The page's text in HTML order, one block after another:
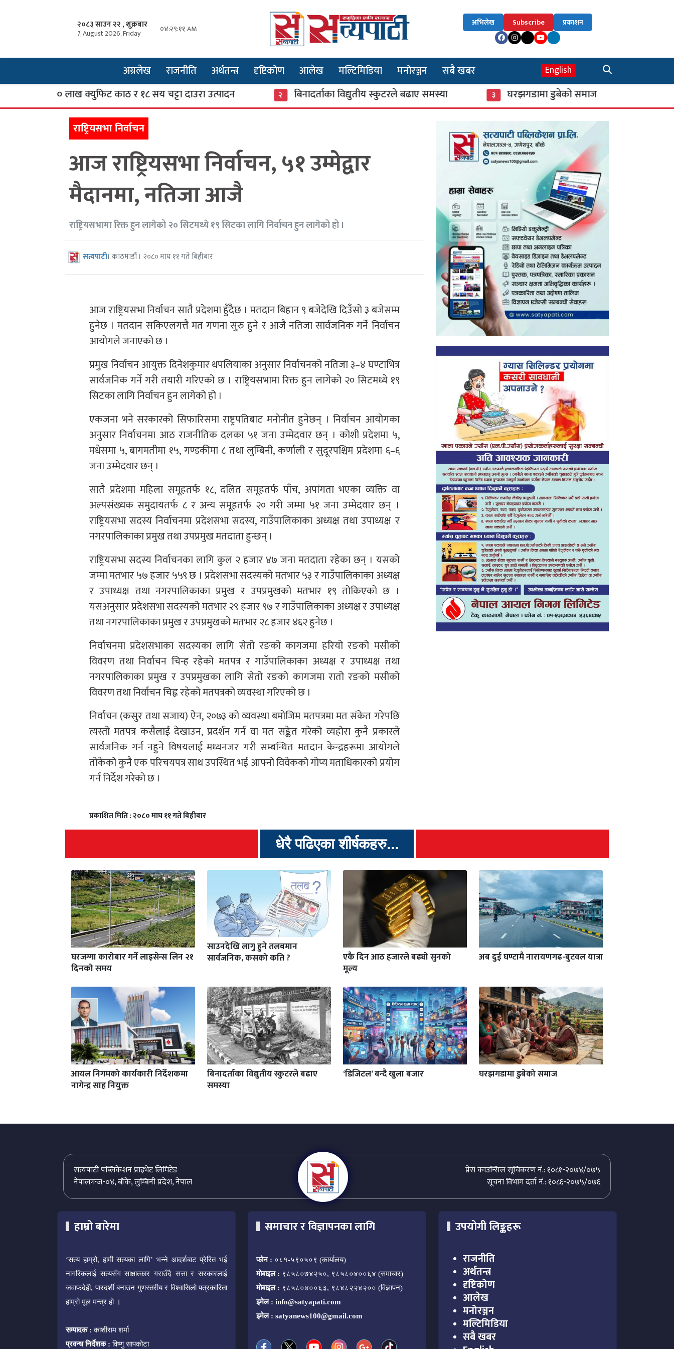
२०८३ साउन २२ , शुक्रबार
7, August 2026, Friday ०४:२९:१२ AM
अभिलेख Subscribe प्रकाशन
अग्रलेख राजनीति अर्थतन्त्र दृष्टिकोण आलेख मल्टिमिडिया मनोरञ्जन सबै खबर English
१० लाख क्युफिट काठ र १८ सय चट्टा दाउरा उत्पादन बिनादर्ताका विद्युतीय स्कुटरले बढाए समस्या घरझगडामा डुबेको समाज
राष्ट्रियसभा निर्वाचन
आज राष्ट्रियसभा निर्वाचन, ५१ उम्मेद्वार
मैदानमा, नतिजा आजै
राष्ट्रियसभामा रिक्त हुन लागेको २० सिटमध्ये १९ सिटका लागि निर्वाचन हुन लागेको हो ।
सत्यपाटी। काठमाडौं । २०८० माघ ११ गते बिहीबार
आज राष्ट्रियसभा निर्वाचन सातै प्रदेशमा हुँदैछ । मतदान बिहान ९ बजेदेखि दिउँसो ३ बजेसम्म
हुनेछ । मतदान सकिएलगत्तै मत गणना सुरु हुने र आजै नतिजा सार्वजनिक गर्ने निर्वाचन
आयोगले जनाएको छ ।
प्रमुख निर्वाचन आयुक्त दिनेशकुमार थपलियाका अनुसार निर्वाचनको नतिजा ३–४ घण्टाभित्र
सार्वजनिक गर्ने गरी तयारी गरिएको छ । राष्ट्रियसभामा रिक्त हुन लागेको २० सिटमध्ये १९
सिटका लागि निर्वाचन हुन लागेको हो ।
एकजना भने सरकारको सिफारिसमा राष्ट्रपतिबाट मनोनीत हुनेछन् । निर्वाचन आयोगका
अनुसार निर्वाचनमा आठ राजनीतिक दलका ५१ जना उम्मेदवार छन् । कोशी प्रदेशमा ५,
मधेसमा ५, बागमतीमा १५, गण्डकीमा ८ तथा लुम्बिनी, कर्णाली र सुदूरपश्चिम प्रदेशमा ६–६
जना उम्मेदवार छन् ।
सातै प्रदेशमा महिला समूहतर्फ १८, दलित समूहतर्फ पाँच, अपांगता भएका व्यक्ति वा
अल्पसंख्यक समुदायतर्फ ८ र अन्य समूहतर्फ २० गरी जम्मा ५१ जना उम्मेदवार छन् ।
राष्ट्रियसभा सदस्य निर्वाचनमा प्रदेशसभा सदस्य, गाउँपालिकाका अध्यक्ष तथा उपाध्यक्ष र
नगरपालिकाका प्रमुख तथा उपप्रमुख मतदाता हुन्छन् ।
राष्ट्रियसभा सदस्य निर्वाचनका लागि कुल २ हजार ४७ जना मतदाता रहेका छन् । यसको
जम्मा मतभार ५७ हजार ५५९ छ । प्रदेशसभा सदस्यको मतभार ५३ र गाउँपालिकाका अध्यक्ष
र उपाध्यक्ष तथा नगरपालिकाका प्रमुख र उपप्रमुखको मतभार १९ तोकिएको छ ।
यसअनुसार प्रदेशसभा सदस्यको मतभार २९ हजार ९७ र गाउँपालिकाका अध्यक्ष र उपाध्यक्ष
तथा नगरपालिकाका प्रमुख र उपप्रमुखको मतभार २८ हजार ४६२ हुनेछ ।
निर्वाचनमा प्रदेशसभाका सदस्यका लागि सेतो रङको कागजमा हरियो रङको मसीको
विवरण तथा निर्वाचन चिन्ह रहेको मतपत्र र गाउँपालिकाका अध्यक्ष र उपाध्यक्ष तथा
नगरपालिकाका प्रमुख र उपप्रमुखका लागि सेतो रङको कागजमा रातो रङको मसीको
विवरण तथा निर्वाचन चिह्न रहेको मतपत्रको व्यवस्था गरिएको छ ।
निर्वाचन (कसुर तथा सजाय) ऐन, २०७३ को व्यवस्था बमोजिम मतपत्रमा मत संकेत गरेपछि
त्यस्तो मतपत्र कसैलाई देखाउन, प्रदर्शन गर्न वा मत सङ्केत गरेको व्यहोरा कुनै प्रकारले
सार्वजनिक गर्न नहुने विषयलाई मध्यनजर गरी सम्बन्धित मतदान केन्द्रहरूमा आयोगले
तोकेको कुनै एक परिचयपत्र साथ उपस्थित भई आफ्नो विवेकको गोप्य मताधिकारको प्रयोग
गर्न निर्देश गरेको छ ।
प्रकाशित मिति : २०८० माघ ११ गते बिहीबार
धेरै पढिएका शीर्षकहरु...
घरजग्गा कारोबार गर्ने लाइसेन्स लिन २१
दिनको समय
साउनदेखि लागु हुने तलबमान
सार्वजनिक, कसको कति ?
एकै दिन आठ हजारले बढ्यो सुनको
मूल्य
अब दुई घण्टामै नारायणगढ-बुटवल यात्रा
आयल निगमको कार्यकारी निर्देशकमा
नागेन्द्र साह नियुक्त
बिनादर्ताका विद्युतीय स्कुटरले बढाए
समस्या
‘डिजिटल’ बन्दै खुला बजार घरझगडामा डुबेको समाज
प्रेस काउन्सिल सूचिकरण नं.: १०८१-२०७४/०७५
सत्यपाटी पब्लिकेशन प्राइभेट लिमिटेड
सूचना विभाग दर्ता नं.: १०८६-२०७५/०७६
नेपालगन्ज-०४, बाँके, लुम्बिनी प्रदेश, नेपाल
हाम्रो बारेमा
‘सत्य हाम्रो, हामी सत्यका लागि’ भन्ने आदर्शबाट प्रेरित भई
नागरिकलाई सत्यसँग साक्षात्कार गराउँदै सत्ता र सरकारलाई
जवाफदेही, पारदर्शी बनाउन गुणस्तरीय र विश्वासिलो पत्रकारिता
हाम्रो मूल मन्त्र हो ।
सम्पादक : काशीराम शर्मा
प्रवन्ध निर्देशक : विष्णु सापकोटा
समाचार र विज्ञापनका लागि
फोन : ०८१-५९०५०९ (कार्यालय)
मोबाइल : ९८५८०७४२५०, ९८५८०४००६४ (समाचार)
मोबाइल : ९८५८०४००६३, ९८४८२२४२०० (विज्ञापन)
इमेल : info@satyapati.com
इमेल : satyanews100@gmail.com
उपयोगी लिङ्कहरू
राजनीति
अर्थतन्त्र
दृष्टिकोण
आलेख
मनोरञ्जन
मल्टिमिडिया
सबै खबर